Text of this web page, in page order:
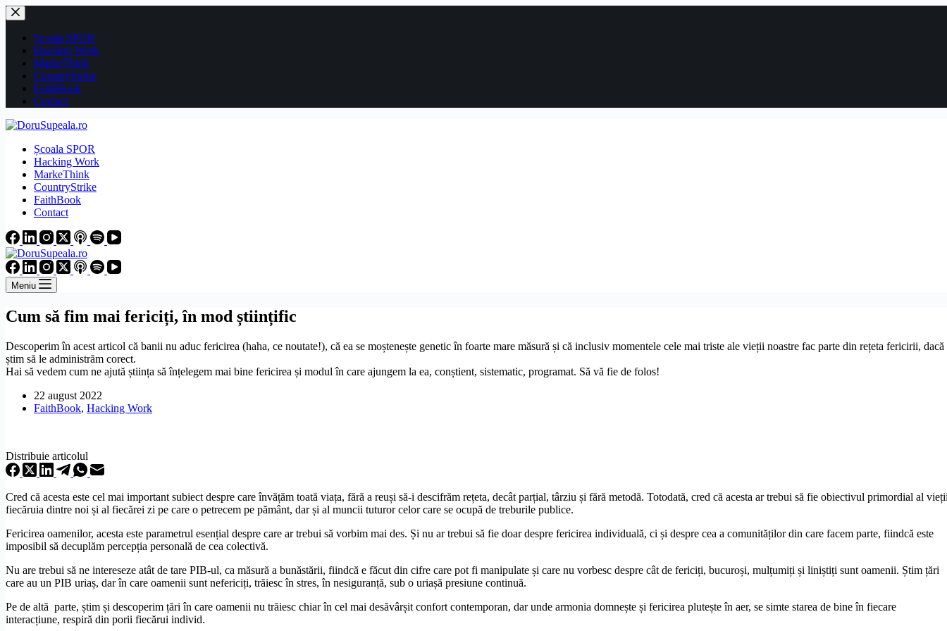
Sari
la
conținutȘcoala SPOR
Hacking Work
MarkeThink
CountryStrike
FaithBook
Contact
Școala SPOR
Hacking Work
MarkeThink
CountryStrike
FaithBook
Contact
Meniu
Cum să fim mai fericiți, în mod științific
Descoperim în acest articol că banii nu aduc fericirea (haha, ce noutate!), că ea se moștenește genetic în foarte mare măsură și că inclusiv momentele cele mai triste ale vieții noastre fac parte din rețeta fericirii, dacă
știm să le administrăm corect.
Hai să vedem cum ne ajută știința să înțelegem mai bine fericirea și modul în care ajungem la ea, conștient, sistematic, programat. Să vă fie de folos!
22 august 2022
FaithBook, Hacking Work
Distribuie articolul
Cred că acesta este cel mai important subiect despre care învățăm toată viața, fără a reuși să-i descifrăm rețeta, decât parțial, târziu și fără metodă. Totodată, cred că acesta ar trebui să fie obiectivul primordial al
fiecăruia dintre noi și al fiecărei zi pe care o petrecem pe pământ, dar și al muncii tuturor celor care se ocupă de treburile publice.
Fericirea oamenilor, acesta este parametrul esențial despre care ar trebui să vorbim mai des. Și nu ar trebui să fie doar despre fericirea individuală, ci și despre cea a comunităților din care facem parte, fiindcă este
imposibil să decuplăm percepția personală de cea colectivă.
Nu are trebui să ne intereseze atât de tare PIB-ul, ca măsură a bunăstării, fiindcă e făcut din cifre care pot fi manipulate și care nu vorbesc despre cât de fericiți, bucuroși, mulțumiți și liniștiți sunt oamenii. Știm țări
care au un PIB uriaș, dar în care oamenii sunt nefericiți, trăiesc în stres, în nesiguranță, sub o uriașă presiune continuă.
Pe de altă parte, știm și descoperim țări în care oamenii nu trăiesc chiar în cel mai desăvârșit confort contemporan, dar unde armonia domnește și fericirea plutește în aer, se simte starea de bine în fiecare
interacțiune, respiră din porii fiecărui individ.